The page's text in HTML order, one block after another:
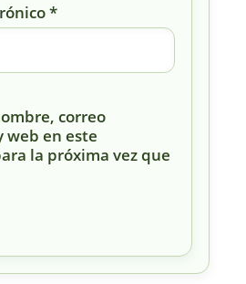
*
correo
web en este
la próxima vez que